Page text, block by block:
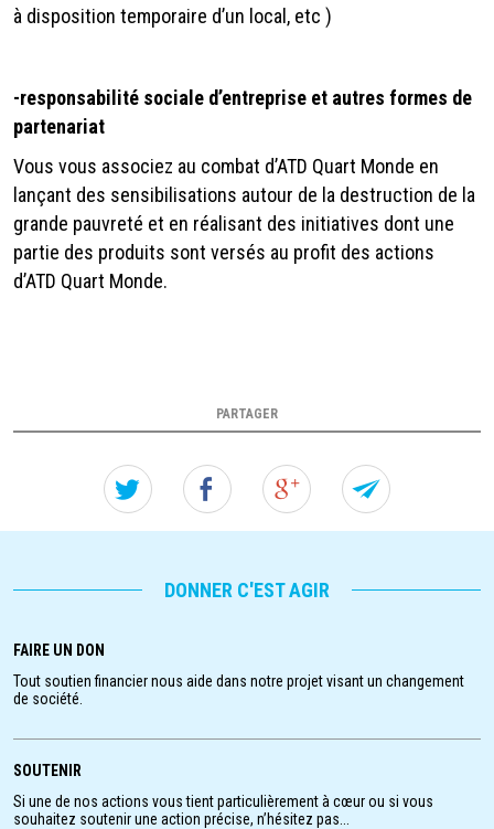
à disposition temporaire d’un local, etc )
-responsabilité sociale d’entreprise et autres formes de
partenariat
Vous vous associez au combat d’ATD Quart Monde en
lançant des sensibilisations autour de la destruction de la
grande pauvreté et en réalisant des initiatives dont une
partie des produits sont versés au profit des actions
d’ATD Quart Monde.
PARTAGER
TwitterFacebookGoogle+
this
page
to
DONNER C'EST AGIR
FAIRE UN DON
Tout soutien financier nous aide dans notre projet visant un changement
de société.
SOUTENIR
Si une de nos actions vous tient particulièrement à cœur ou si vous
souhaitez soutenir une action précise, n’hésitez pas...